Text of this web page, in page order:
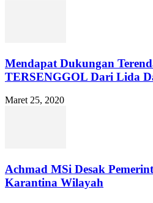
Mendapat Dukungan
TERSENGGOL Dari Lida
Maret 25, 2020
Achmad MSi Desak
Karantina Wilayah